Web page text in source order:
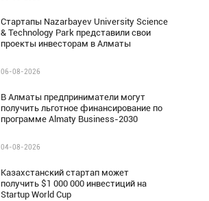
Стартапы Nazarbayev University Science
& Technology Park представили свои
проекты инвесторам в Алматы
06-08-2026
В Алматы предприниматели могут
получить льготное финансирование по
программе Almaty Business-2030
04-08-2026
Казахстанский стартап может
получить $1 000 000 инвестиций на
Startup World Cup